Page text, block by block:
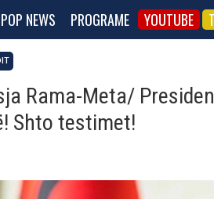
POP NEWS PROGRAME YOUTUBE
Rama-Meta/
Shto testimet!